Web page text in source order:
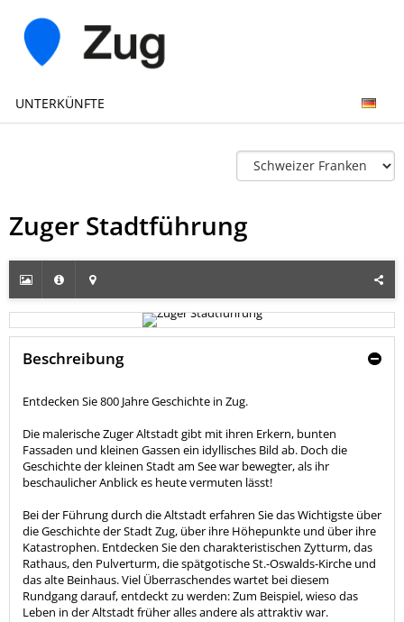
UNTERKÜNFTE
Zuger Stadtführung
Beschreibung
Entdecken Sie 800 Jahre Geschichte in Zug.
Die malerische Zuger Altstadt gibt mit ihren Erkern, bunten
Fassaden und kleinen Gassen ein idyllisches Bild ab. Doch die
Geschichte der kleinen Stadt am See war bewegter, als ihr
beschaulicher Anblick es heute vermuten lässt!
Bei der Führung durch die Altstadt erfahren Sie das Wichtigste über
die Geschichte der Stadt Zug, über ihre Höhepunkte und über ihre
Katastrophen. Entdecken Sie den charakteristischen Zytturm, das
Rathaus, den Pulverturm, die spätgotische St.-Oswalds-Kirche und
das alte Beinhaus. Viel Überraschendes wartet bei diesem
Rundgang darauf, entdeckt zu werden: Zum Beispiel, wieso das
Leben in der Altstadt früher alles andere als attraktiv war.